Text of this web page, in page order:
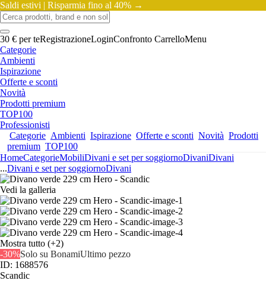
Saldi estivi | Risparmia fino al 40% →
30 € per teRegistrazioneLoginConfronto CarrelloMenu
Categorie
Ambienti
Ispirazione
Offerte e sconti
Novità
Prodotti premium
TOP100
Professionisti
Categorie Ambienti Ispirazione Offerte e sconti Novità Prodotti
premium TOP100
HomeCategorieMobiliDivani e set per soggiornoDivaniDivani
...Divani e set per soggiornoDivani
Vedi la galleria
Mostra tutto (+2)
-30%Solo su BonamiUltimo pezzo
ID: 1688576
Scandic